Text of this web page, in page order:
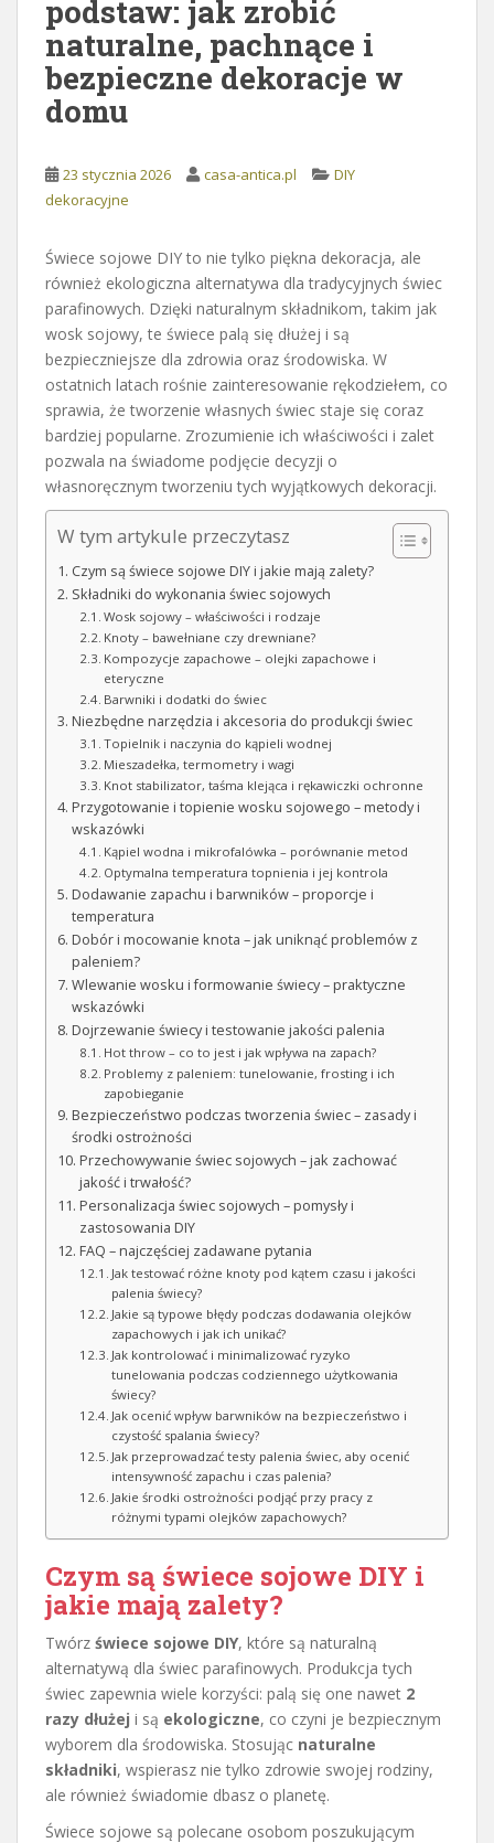
podstaw: jak zrobić
naturalne, pachnące i
bezpieczne dekoracje w
domu
23 stycznia 2026 casa-antica.pl
DIY
dekoracyjne
Świece sojowe DIY to nie tylko piękna dekoracja, ale
również ekologiczna alternatywa dla tradycyjnych świec
parafinowych. Dzięki naturalnym składnikom, takim jak
wosk sojowy, te świece palą się dłużej i są
bezpieczniejsze dla zdrowia oraz środowiska. W
ostatnich latach rośnie zainteresowanie rękodziełem, co
sprawia, że tworzenie własnych świec staje się coraz
bardziej popularne. Zrozumienie ich właściwości i zalet
pozwala na świadome podjęcie decyzji o
własnoręcznym tworzeniu tych wyjątkowych dekoracji.
W tym artykule przeczytasz
Czym są świece sojowe DIY i jakie mają zalety?
Składniki do wykonania świec sojowych
Wosk sojowy – właściwości i rodzaje
Knoty – bawełniane czy drewniane?
Kompozycje zapachowe – olejki zapachowe i
eteryczne
Barwniki i dodatki do świec
Niezbędne narzędzia i akcesoria do produkcji świec
Topielnik i naczynia do kąpieli wodnej
Mieszadełka, termometry i wagi
Knot stabilizator, taśma klejąca i rękawiczki ochronne
Przygotowanie i topienie wosku sojowego – metody i
wskazówki
Kąpiel wodna i mikrofalówka – porównanie metod
Optymalna temperatura topnienia i jej kontrola
Dodawanie zapachu i barwników – proporcje i
temperatura
Dobór i mocowanie knota – jak uniknąć problemów z
paleniem?
Wlewanie wosku i formowanie świecy – praktyczne
wskazówki
Dojrzewanie świecy i testowanie jakości palenia
Hot throw – co to jest i jak wpływa na zapach?
Problemy z paleniem: tunelowanie, frosting i ich
zapobieganie
Bezpieczeństwo podczas tworzenia świec – zasady i
środki ostrożności
Przechowywanie świec sojowych – jak zachować
jakość i trwałość?
Personalizacja świec sojowych – pomysły i
zastosowania DIY
FAQ – najczęściej zadawane pytania
Jak testować różne knoty pod kątem czasu i jakości
palenia świecy?
Jakie są typowe błędy podczas dodawania olejków
zapachowych i jak ich unikać?
Jak kontrolować i minimalizować ryzyko
tunelowania podczas codziennego użytkowania
świecy?
Jak ocenić wpływ barwników na bezpieczeństwo i
czystość spalania świecy?
Jak przeprowadzać testy palenia świec, aby ocenić
intensywność zapachu i czas palenia?
Jakie środki ostrożności podjąć przy pracy z
różnymi typami olejków zapachowych?
Czym są świece sojowe DIY i
jakie mają zalety?
Twórz świece sojowe DIY, które są naturalną
alternatywą dla świec parafinowych. Produkcja tych
świec zapewnia wiele korzyści: palą się one nawet 2
razy dłużej i są ekologiczne, co czyni je bezpiecznym
wyborem dla środowiska. Stosując naturalne
składniki, wspierasz nie tylko zdrowie swojej rodziny,
ale również świadomie dbasz o planetę.
Świece sojowe są polecane osobom poszukującym